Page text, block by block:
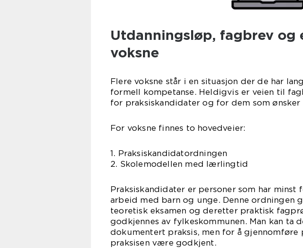
Utdanningsløp, fagbrev og
voksne
Flere voksne står i en situasjon der de har
formell kompetanse. Heldigvis er veien til
for praksiskandidater og for dem som
For voksne finnes to hovedveier:
1. Praksiskandidatordningen
2. Skolemodellen med lærlingtid
Praksiskandidater er personer som har minst
arbeid med barn og unge. Denne ordningen
teoretisk eksamen og deretter praktisk
godkjennes av fylkeskommunen. Man kan ta
dokumentert praksis, men for å gjennomføre
praksisen være godkjent.